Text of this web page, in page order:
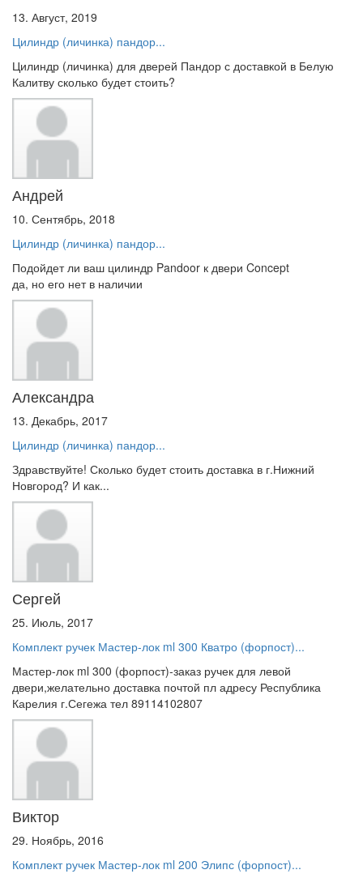
13. Август, 2019
Цилиндр (личинка) пандор...
Цилиндр (личинка) для дверей Пандор с доставкой в Белую
Калитву сколько будет стоить?
Андрей
10. Сентябрь, 2018
Цилиндр (личинка) пандор...
Подойдет ли ваш цилиндр Pandoor к двери Concept
да, но его нет в наличии
Александра
13. Декабрь, 2017
Цилиндр (личинка) пандор...
Здравствуйте! Сколько будет стоить доставка в г.Нижний
Новгород? И как...
Сергей
25. Июль, 2017
Комплект ручек Мастер-лок ml 300 Кватро (форпост)...
Мастер-лок ml 300 (форпост)-заказ ручек для левой
двери,желательно доставка почтой пл адресу Республика
Карелия г.Сегежа тел 89114102807
Виктор
29. Ноябрь, 2016
Комплект ручек Мастер-лок ml 200 Элипс (форпост)...